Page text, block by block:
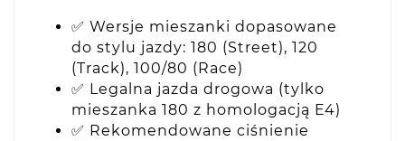
✅ Wersje mieszanki dopasowane
do stylu jazdy: 180 (Street), 120
(Track), 100/80 (Race)
✅ Legalna jazda drogowa (tylko
mieszanka 180 z homologacją E4)
✅ Rekomendowane ciśnienie